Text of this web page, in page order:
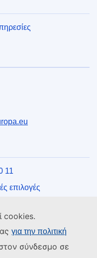
cookies.
για την πολιτική
σύνδεσμο σε
11
επιλογές
της ΕΕ